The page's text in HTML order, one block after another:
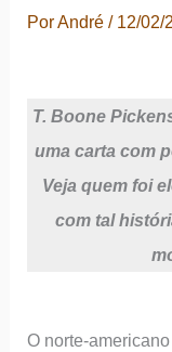
PorAndré/ 12/02/
T. Boone
uma carta com
Veja quem foi
com tal
O norte-